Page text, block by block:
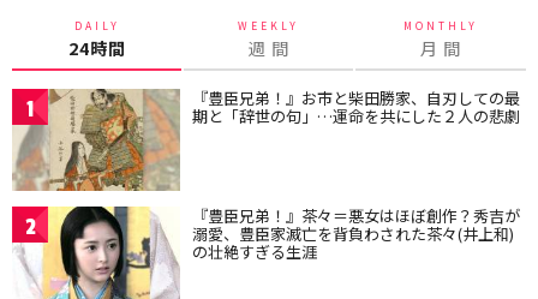
DAILY
24時間
WEEKLY
週 間
MONTHLY
月 間
1 『豊臣兄弟！』お市と柴田勝家、自刃しての最
期と「辞世の句」…運命を共にした２人の悲劇
2 『豊臣兄弟！』茶々＝悪女はほぼ創作？秀吉が
溺愛、豊臣家滅亡を背負わされた茶々(井上和)
の壮絶すぎる生涯